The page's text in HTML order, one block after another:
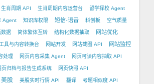
生肖周期 API 生肖周期内容运营台 留学择校 Agent
Agent 知识库权限 短信-语音 科创板 空气质量
数据 简体繁体互转 结构化数据抽取 网站优化
具与内容转换台 网站开发 网站截图 API
网站监控
处理 网页内容采集 Agent 网页可读内容抽取 API
页归档与报告生成系统 网页快照 API
美股 美股实时行情 API 翻译 考题相似度 API